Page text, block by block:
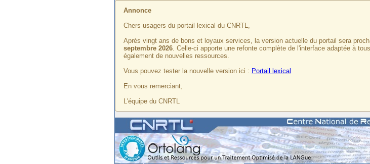
Annonce
Chers usagers du portail lexical du CNRTL,
Après vingt ans de bons et loyaux services, la version actuelle du portail sera
septembre 2026. Celle-ci apporte une refonte complète de l'interface adaptée à
également de nouvelles ressources.
Vous pouvez tester la nouvelle version ici : Portail lexical
En vous remerciant,
L'équipe du CNRTL